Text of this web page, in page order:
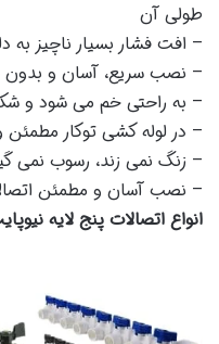
طولی آن
– افت فشار بسیار ناچیز به
– نصب سریع، آسان و
– به راحتی خم می شود و
– در لوله کشی توکار
– زنگ نمی زند، رسوب نمی
– نصب آسان و مطمئن
انواع اتصالات پنج لایه